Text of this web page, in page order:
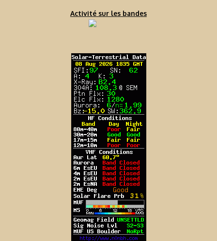
Activité sur les bandes